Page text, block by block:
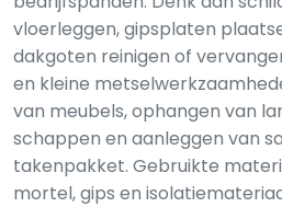
vloerleggen, gipsplaten
dakgoten reinigen of
en kleine
van meubels, ophangen van
schappen en aanleggen van
takenpakket. Gebruikte
mortel, gips en